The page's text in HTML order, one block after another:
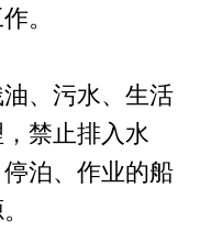
。
、污水、生活
禁止排入水
泊、作业的船